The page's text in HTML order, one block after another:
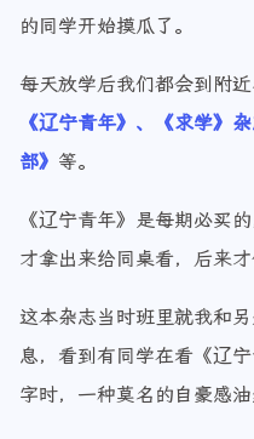
的同学开始摸瓜了。
每天放学后我们都会到附
《辽宁青年》、《求学》
部》 等。
《辽宁青年》是每期必买
才拿出来给同桌看，后来才
这本杂志当时班里就我和
息，看到有同学在看《辽
字时，一种莫名的自豪感油